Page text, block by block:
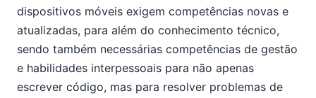
dispositivos móveis exigem competências novas e
atualizadas, para além do conhecimento técnico,
sendo também necessárias competências de gestão
e habilidades interpessoais para não apenas
escrever código, mas para resolver problemas de